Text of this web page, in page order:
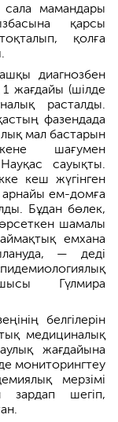
мамандары
қарсы
қолға
диагнозбен
жағдайы (шілде
расталды.
фазендада
мал бастарын
шағумен
сауықты.
кеш жүгінген
арнайы ем-домға
Бұдан бөлек,
шамалы
емхана
— деді
Гүлмира
белгілерін
медициналық
жағдайына
мониторингтеу
мерзімі
зардап шегіп,